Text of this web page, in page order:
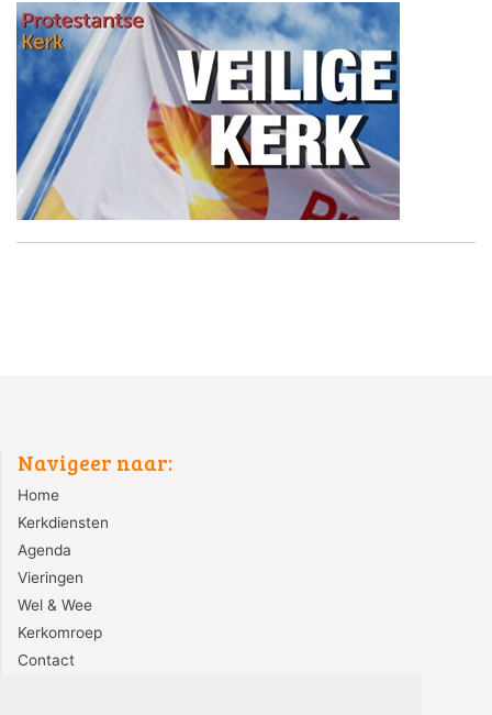
Navigeer naar:
Home
Kerkdiensten
Agenda
Vieringen
Wel & Wee
Kerkomroep
Contact